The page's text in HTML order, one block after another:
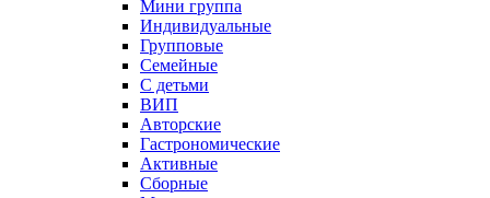
Мини группа
Индивидуальные
Групповые
Семейные
С детьми
ВИП
Авторские
Гастрономические
Активные
Сборные